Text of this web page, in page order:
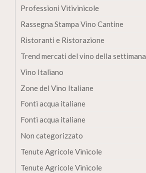
Professioni Vitivinicole
Rassegna Stampa Vino Cantine
Ristoranti e Ristorazione
Trend mercati del vino della settimana
Vino Italiano
Zone del Vino Italiane
Fonti acqua italiane
Fonti acqua italiane
Non categorizzato
Tenute Agricole Vinicole
Tenute Agricole Vinicole